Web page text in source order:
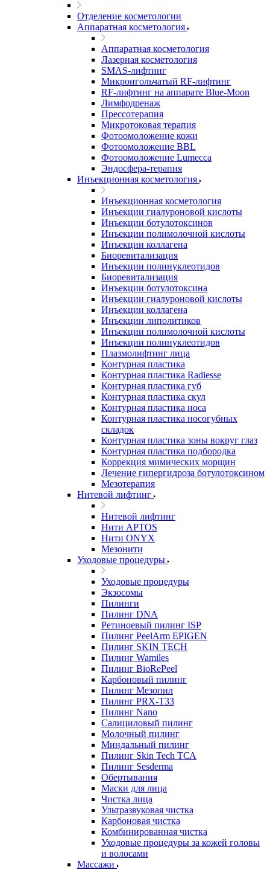
Отделение косметологии
Аппаратная косметология
Аппаратная косметология
Лазерная косметология
SMAS-лифтинг
Микроигольчатый RF-лифтинг
RF-лифтинг на аппарате Blue-Moon
Лимфодренаж
Прессотерапия
Микротоковая терапия
Фотоомоложение кожи
Фотоомоложение BBL
Фотоомоложение Lumecca
Эндосфера-терапия
Инъекционная косметология
Инъекционная косметология
Инъекции гиалуроновой кислоты
Инъекции ботулотоксинов
Инъекции полимолочной кислоты
Инъекции коллагена
Биоревитализация
Инъекции полинуклеотидов
Биоревитализация
Инъекции ботулотоксина
Инъекции гиалуроновой кислоты
Инъекции коллагена
Инъекции липолитиков
Инъекции полимолочной кислоты
Инъекции полинуклеотидов
Плазмолифтинг лица
Контурная пластика
Контурная пластика Radiesse
Контурная пластика губ
Контурная пластика скул
Контурная пластика носа
Контурная пластика носогубных
складок
Контурная пластика зоны вокруг глаз
Контурная пластика подбородка
Коррекция мимических морщин
Лечение гипергидроза ботулотоксином
Мезотерапия
Нитевой лифтинг
Нитевой лифтинг
Нити APTOS
Нити ONYX
Мезонити
Уходовые процедуры
Уходовые процедуры
Экзосомы
Пилинги
Пилинг DNA
Ретиноевый пилинг ISP
Пилинг PeelArm EPIGEN
Пилинг SKIN TECH
Пилинг Wamiles
Пилинг BioRePeel
Карбоновый пилинг
Пилинг Мезопил
Пилинг PRX-T33
Пилинг Nano
Салициловый пилинг
Молочный пилинг
Миндальный пилинг
Пилинг Skin Tech ТСА
Пилинг Sesderma
Обертывания
Маски для лица
Чистка лица
Ультразвуковая чистка
Карбоновая чистка
Комбинированная чистка
Уходовые процедуры за кожей головы
и волосами
Массажи